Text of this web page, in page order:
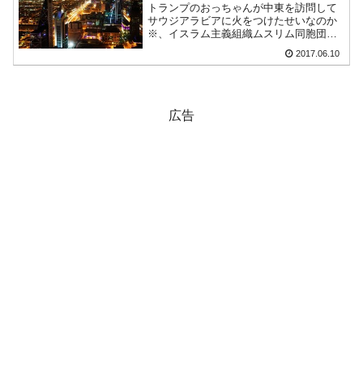
空港に詰めかけ「出て行け！」「極右勢力」のプラカードを
掲げる「在韓反米勢力」
韓国政府「2035年までに18.4GW規模のAIデ
トランプのおっちゃんが中東を訪問して
サウジアラビアに火をつけたせいなのか
※、イスラム主義組織ムスリム同胞団な
「カタールと断交だ！」となって、その
2017.06.10
広告